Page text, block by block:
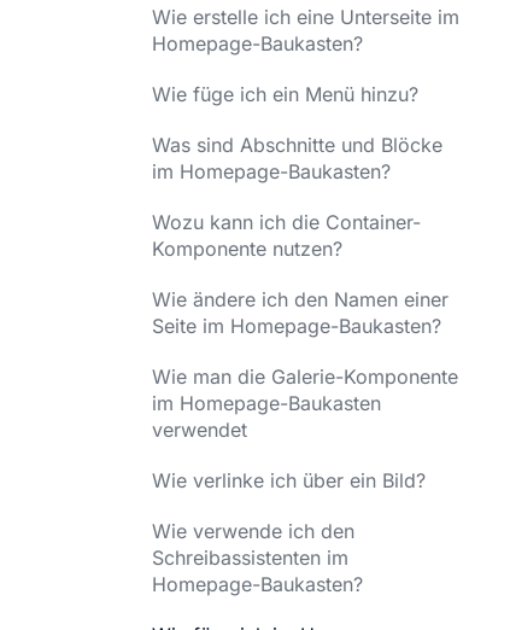
Wie erstelle ich eine Unterseite im
Homepage-Baukasten?
Wie füge ich ein Menü hinzu?
Was sind Abschnitte und Blöcke
im Homepage-Baukasten?
Wozu kann ich die Container-
Komponente nutzen?
Wie ändere ich den Namen einer
Seite im Homepage-Baukasten?
Wie man die Galerie-Komponente
im Homepage-Baukasten
verwendet
Wie verlinke ich über ein Bild?
Wie verwende ich den
Schreibassistenten im
Homepage-Baukasten?